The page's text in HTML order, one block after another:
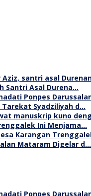
Santri Asal Durena…
Tarekat Syadziliyah d…
Ini Menjama…
Mataram Digelar d…